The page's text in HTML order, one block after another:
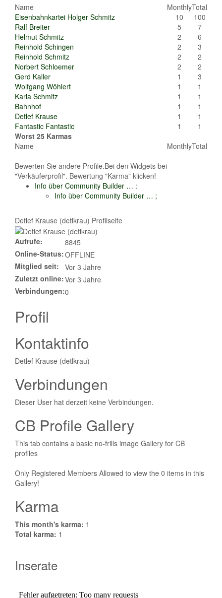
Name
MonthlyTotal
Eisenbahnkartei Holger Schmitz
10
100
Ralf Breiter
5
7
Helmut Schmitz
2
6
Reinhold Schingen
2
3
Reinhold Schmitz
2
2
Norbert Schloemer
2
2
Gerd Kaller
1
3
Wolfgang Wöhlert
1
1
Karla Schmitz
1
1
Bahnhof
1
1
Detlef Krause
1
1
Fantastic Fantastic
1
1
Worst 25 Karmas
Name
MonthlyTotal
Bewerten Sie andere Profile.Bei den Widgets bei
"Verkäuferprofil". Bewertung "Karma" klicken!
Info über Community Builder … :
Info über Community Builder … ;
Detlef Krause (detlkrau) Profilseite
Aufrufe:
8845
Online-Status:OFFLINE
Mitglied seit:
Vor 3 Jahre
Zuletzt online:Vor 3 Jahre
Verbindungen:0
Profil
Kontaktinfo
Detlef Krause (detlkrau)
Verbindungen
Dieser User hat derzeit keine Verbindungen.
CB Profile Gallery
This tab contains a basic no-frills image Gallery for CB
profiles
Only Registered Members Allowed to view the 0 items in this
Gallery!
Karma
This month's karma: 1
Total karma: 1
Inserate